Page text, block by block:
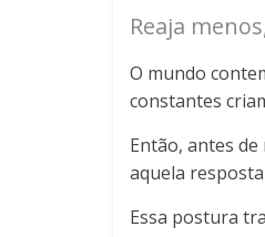
Reaja
O mundo
constantes
Então, antes
aquela
Essa postura